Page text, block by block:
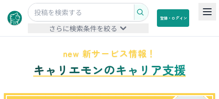
さらに検索条件を絞る
登録・ログイン
new 新サービス情報！
キャリエモンのキャリア支援